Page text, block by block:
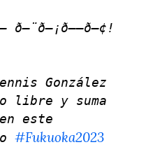
González
libre y suma
este
#Fukuoka2023